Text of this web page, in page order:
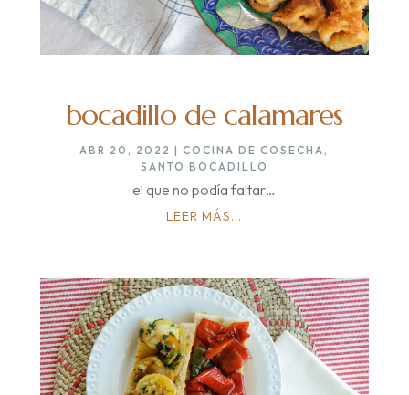
bocadillo de calamares
ABR 20, 2022 |COCINA DE COSECHA ,
SANTO BOCADILLO
el que no podía faltar…
LEER MÁS...